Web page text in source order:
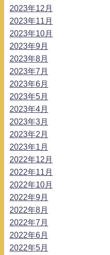
2023年12月
2023年11月
2023年10月
2023年9月
2023年8月
2023年7月
2023年6月
2023年5月
2023年4月
2023年3月
2023年2月
2023年1月
2022年12月
2022年11月
2022年10月
2022年9月
2022年8月
2022年7月
2022年6月
2022年5月